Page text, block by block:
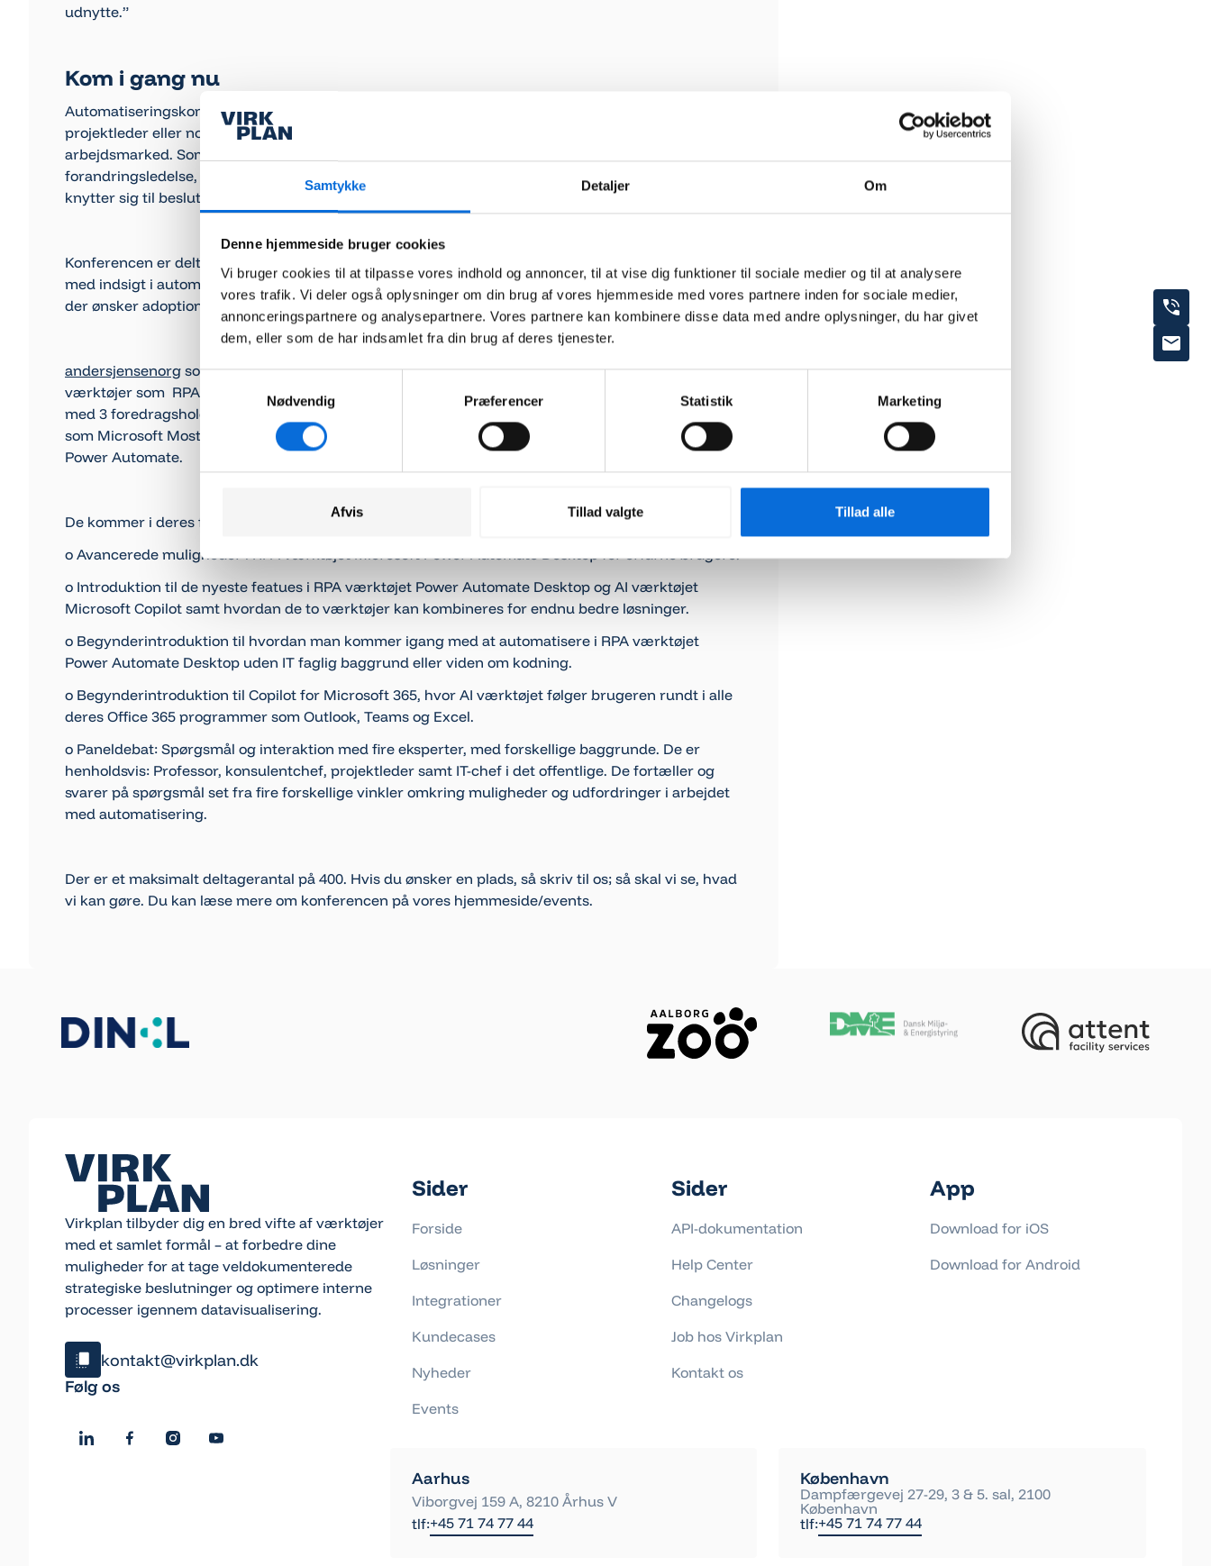
Samtykke Detaljer Om
Denne hjemmeside bruger cookies
Vi bruger cookies til at tilpasse vores indhold og annoncer, til at vise dig funktioner til sociale medier og til at analysere
vores trafik. Vi deler også oplysninger om din brug af vores hjemmeside med vores partnere inden for sociale medier,
annonceringspartnere og analysepartnere. Vores partnere kan kombinere disse data med andre oplysninger, du har givet
dem, eller som de har indsamlet fra din brug af deres tjenester.
Samtykkevalg
Nødvendig
Præferencer Statistik Marketing
Afvis Tillad valgte Tillad alle
udnytte.”
Kom i gang nu
Automatiseringskonferencen favner alle deltagere, hvad enten du er tekniker, direktør,
projektleder eller noget helt andet og er beskæftiget indenfor det offentlige eller private
arbejdsmarked. Som den eneste konference hidtil tager konferencen også fat på emner som
forandringsledelse, organisations-commitment, proceskortlægning og mange andre emner, der
knytter sig til beslutningen om automatisering.
Konferencen er delt op i fire spor og kan bidrage med viden på alle niveauer. Sporene er: Teknikere
med indsigt i automatisering og RPA, procesfaglige eksperter med indsigt i automatisering, ledere
der ønsker adoption af automatisering og ledere med erfaring i digital transformation.
andersjensenorg som er en førende udbyder af undervisning inden for automatisering med
værktøjer som RPA og AI - med fokus på Microsoft Copilot og Microsoft Power Automate kommer
med 3 foredragsholdere. andersjensenorg er som den eneste virksomhed i Danmark anerkendt
som Microsoft Most Valuable Professional (MVP) i både 2023 og 2024 for Microsofts RPA-værktøj
Power Automate.
De kommer i deres fem sessioner ind på:
o Avancerede muligheder i RPA værktøjet Microsoft Power Automate Desktop for erfarne brugere.
o Introduktion til de nyeste featues i RPA værktøjet Power Automate Desktop og AI værktøjet
Microsoft Copilot samt hvordan de to værktøjer kan kombineres for endnu bedre løsninger.
o Begynderintroduktion til hvordan man kommer igang med at automatisere i RPA værktøjet
Power Automate Desktop uden IT faglig baggrund eller viden om kodning.
o Begynderintroduktion til Copilot for Microsoft 365, hvor AI værktøjet følger brugeren rundt i alle
deres Office 365 programmer som Outlook, Teams og Excel.
o Paneldebat: Spørgsmål og interaktion med fire eksperter, med forskellige baggrunde. De er
henholdsvis: Professor, konsulentchef, projektleder samt IT-chef i det offentlige. De fortæller og
svarer på spørgsmål set fra fire forskellige vinkler omkring muligheder og udfordringer i arbejdet
med automatisering.
Der er et maksimalt deltagerantal på 400. Hvis du ønsker en plads, så skriv til os; så skal vi se, hvad
vi kan gøre. Du kan læse mere om konferencen på vores hjemmeside/events.
Virkplan tilbyder dig en bred vifte af værktøjer
med et samlet formål – at forbedre dine
muligheder for at tage veldokumenterede
strategiske beslutninger og optimere interne
processer igennem datavisualisering.
kontakt@virkplan.dk
Klik og kopiér email
Følg os
Sider
Forside
Løsninger
Integrationer
Kundecases
Nyheder
Events
Sider
API-dokumentation
Help Center
Changelogs
Job hos Virkplan
Kontakt os
App
Download for iOS
Download for Android
Aarhus
Viborgvej 159 A, 8210 Århus V
tlf:+45 71 74 77 44
København
Dampfærgevej 27-29, 3 & 5. sal, 2100
København
tlf:+45 71 74 77 44